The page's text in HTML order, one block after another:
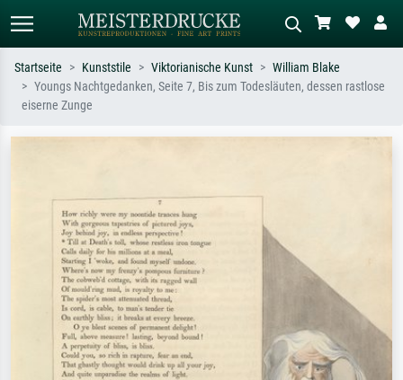
Standardsuche
Startseite Kunststile Viktorianische Kunst
William Blake
Youngs Nachtgedanken, Seite 7, Bis zum Todesläuten, dessen rastlose
eiserne Zunge